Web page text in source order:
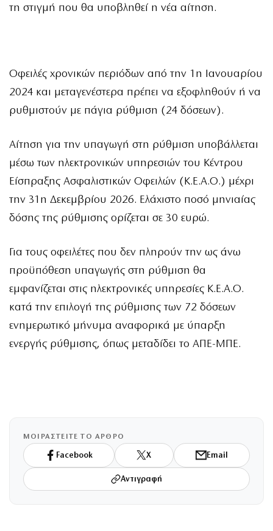
τη στιγμή που θα υποβληθεί η νέα αίτηση.
Οφειλές χρονικών περιόδων από την 1η Ιανουαρίου
2024 και μεταγενέστερα πρέπει να εξοφληθούν ή να
ρυθμιστούν με πάγια ρύθμιση (24 δόσεων).
Αίτηση για την υπαγωγή στη ρύθμιση υποβάλλεται
μέσω των ηλεκτρονικών υπηρεσιών του Κέντρου
Είσπραξης Ασφαλιστικών Οφειλών (Κ.Ε.Α.Ο.) μέχρι
την 31η Δεκεμβρίου 2026. Ελάχιστο ποσό μηνιαίας
δόσης της ρύθμισης ορίζεται σε 30 ευρώ.
Για τους οφειλέτες που δεν πληρούν την ως άνω
προϋπόθεση υπαγωγής στη ρύθμιση θα
εμφανίζεται στις ηλεκτρονικές υπηρεσίες Κ.Ε.Α.Ο.
κατά την επιλογή της ρύθμισης των 72 δόσεων
ενημερωτικό μήνυμα αναφορικά με ύπαρξη
ενεργής ρύθμισης, όπως μεταδίδει το ΑΠΕ-ΜΠΕ.
ΜΟΙΡΑΣΤΕΙΤΕ ΤΟ ΑΡΘΡΟ
Facebook X Email
Αντιγραφή